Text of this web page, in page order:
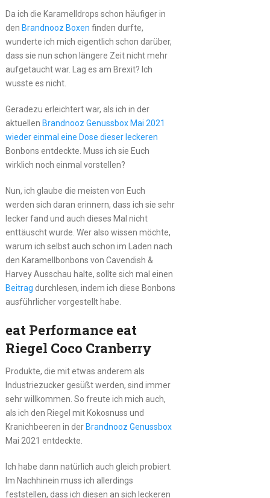
Da ich die Karamelldrops schon häufiger in
den Brandnooz Boxen finden durfte,
wunderte ich mich eigentlich schon darüber,
dass sie nun schon längere Zeit nicht mehr
aufgetaucht war. Lag es am Brexit? Ich
wusste es nicht.
Geradezu erleichtert war, als ich in der
aktuellen Brandnooz Genussbox Mai 2021
wieder einmal eine Dose dieser leckeren
Bonbons entdeckte. Muss ich sie Euch
wirklich noch einmal vorstellen?
Nun, ich glaube die meisten von Euch
werden sich daran erinnern, dass ich sie sehr
lecker fand und auch dieses Mal nicht
enttäuscht wurde. Wer also wissen möchte,
warum ich selbst auch schon im Laden nach
den Karamellbonbons von Cavendish &
Harvey Ausschau halte, sollte sich mal einen
Beitrag durchlesen, indem ich diese Bonbons
ausführlicher vorgestellt habe.
eat Performance eat
Riegel Coco Cranberry
Produkte, die mit etwas anderem als
Industriezucker gesüßt werden, sind immer
sehr willkommen. So freute ich mich auch,
als ich den Riegel mit Kokosnuss und
Kranichbeeren in derBrandnooz Genussbox
Mai 2021 entdeckte.
Ich habe dann natürlich auch gleich probiert.
Im Nachhinein muss ich allerdings
feststellen, dass ich diesen an sich leckeren